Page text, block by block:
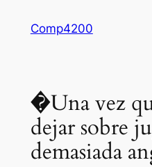
Comp4200
�Una vez
dejar sobre
demasiada